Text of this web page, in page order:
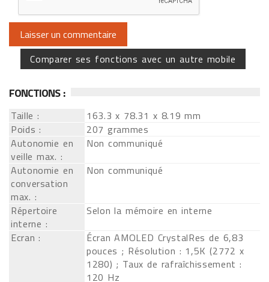
Comparer ses fonctions avec un autre mobile
FONCTIONS :
Taille :
163.3 x 78.31 x 8.19 mm
Poids :
207 grammes
Autonomie en
veille max. :
Non communiqué
Autonomie en
conversation
max. :
Non communiqué
Répertoire
interne :
Selon la mémoire en interne
Ecran :
Écran AMOLED CrystalRes de 6,83
pouces ; Résolution : 1,5K (2772 x
1280) ; Taux de rafraîchissement :
120 Hz